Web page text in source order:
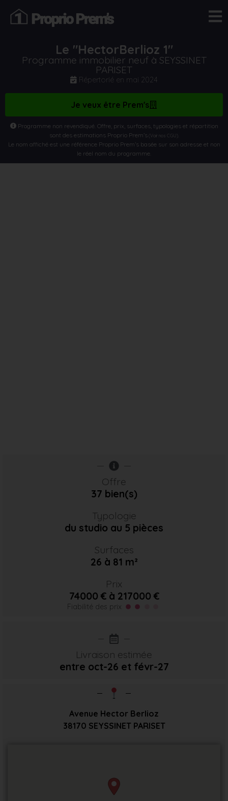
Le "HectorBerlioz 1"
Programme immobilier neuf à SEYSSINET
PARISET
Répertorié en mai 2024
Je veux être Prem's
Programme non revendiqué. Offre, prix, surfaces, typologies et répartition
sont des estimations Proprio Prem’s(Voir nos CGU)
Le nom affiché est une référence Proprio Prem’s basée sur son adresse et non
le réel nom du programme.
Offre
37 bien(s)
Typologie
du studio au 5 pièces
Surfaces
26 à 81 m²
Prix
74000 € à 217000 €
Fiabilité des prix
Livraison estimée
entre oct-26 et févr-27
Avenue Hector Berlioz
38170 SEYSSINET PARISET